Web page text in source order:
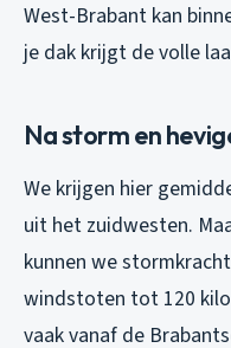
West-Brabant kan
je dak krijgt de volle
Na storm en
We krijgen hier
uit het zuidwesten.
kunnen we
windstoten tot 120
vaak vanaf de